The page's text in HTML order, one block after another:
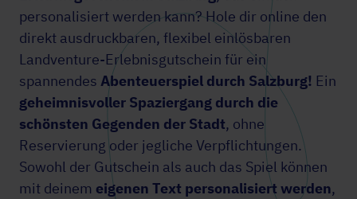
personalisiert werden kann? Hole dir online den
direkt ausdruckbaren, flexibel einlösbaren
Landventure-Erlebnisgutschein für ein
spannendes Abenteuerspiel durch Salzburg! Ein
geheimnisvoller Spaziergang durch die
schönsten Gegenden der Stadt, ohne
Reservierung oder jegliche Verpflichtungen.
Sowohl der Gutschein als auch das Spiel können
mit deinem eigenen Text personalisiert werden,